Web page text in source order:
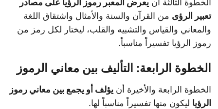
الخطوة الثالثة أن يعرض المعبر رموز الرؤيا على مصادر
تعبير الرؤى من القرآن والسنة والأمثال واشتقاق اللغة
والمعاني والقياس والتشبيه والقلب، ليختار لكل رمز من
رموز الرؤيا تفسيراً مناسباً.
الخطوة الرابعة: التأليف بين معاني الرموز
الخطوة الرابعة والأخيرة أن يؤلف أو يجمع بين معاني رموز
الرؤيا ليكون منها تفسيراً مناسباً لها.